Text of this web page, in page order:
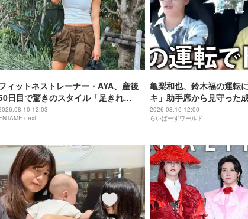
ィットネストレーナー・AYA、産後
日目で驚きのスタイル「足きれ
！！」「カッコいい」
12:03
next
亀梨和也、鈴木福の運転
キ」助手席から見守った
ブ
2026.08.10 12:00
らいばーずワールド